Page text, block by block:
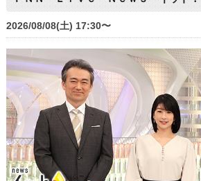
2026/08/08(土) 17:30〜